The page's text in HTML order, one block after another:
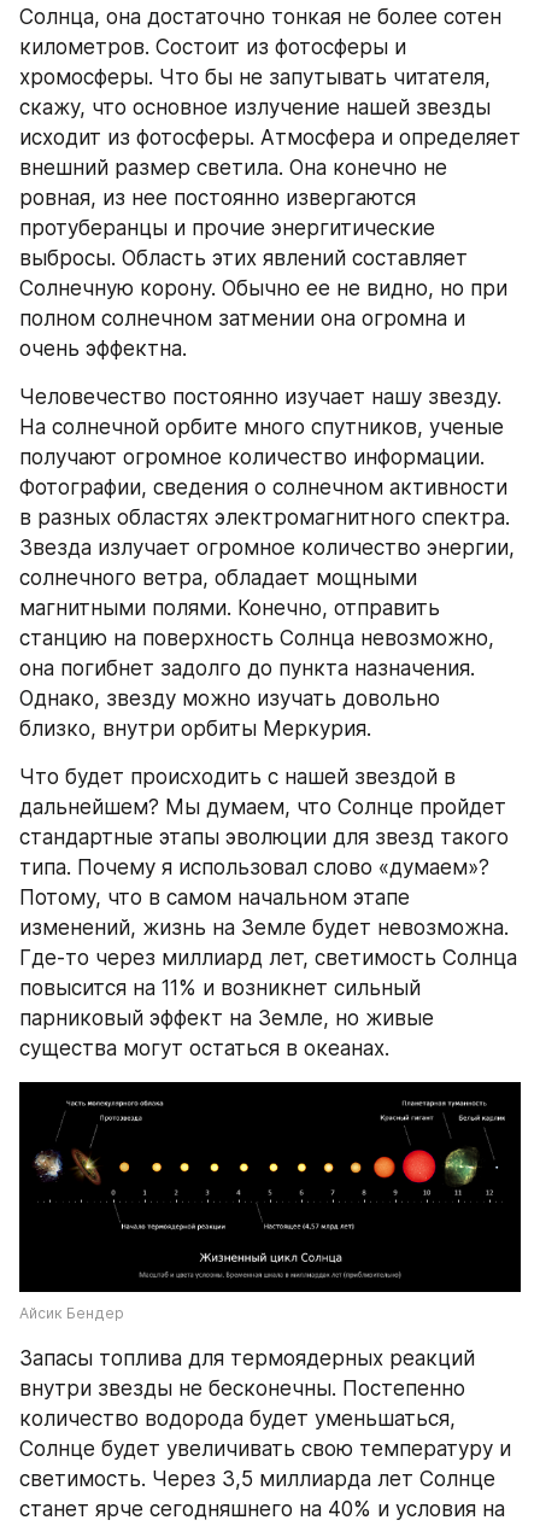
Солнца, она достаточно тонкая не более сотен
километров. Состоит из фотосферы и
хромосферы. Что бы не запутывать читателя,
скажу, что основное излучение нашей звезды
исходит из фотосферы. Атмосфера и определяет
внешний размер светила. Она конечно не
ровная, из нее постоянно извергаются
протуберанцы и прочие энергитические
выбросы. Область этих явлений составляет
Солнечную корону. Обычно ее не видно, но при
полном солнечном затмении она огромна и
очень эффектна.
Человечество постоянно изучает нашу звезду.
На солнечной орбите много спутников, ученые
получают огромное количество информации.
Фотографии, сведения о солнечном активности
в разных областях электромагнитного спектра.
Звезда излучает огромное количество энергии,
солнечного ветра, обладает мощными
магнитными полями. Конечно, отправить
станцию на поверхность Солнца невозможно,
она погибнет задолго до пункта назначения.
Однако, звезду можно изучать довольно
близко, внутри орбиты Меркурия.
Что будет происходить с нашей звездой в
дальнейшем? Мы думаем, что Солнце пройдет
стандартные этапы эволюции для звезд такого
типа. Почему я использовал слово «думаем»?
Потому, что в самом начальном этапе
изменений, жизнь на Земле будет невозможна.
Где-то через миллиард лет, светимость Солнца
повысится на 11% и возникнет сильный
парниковый эффект на Земле, но живые
существа могут остаться в океанах.
Айсик Бендер
Запасы топлива для термоядерных реакций
внутри звезды не бесконечны. Постепенно
количество водорода будет уменьшаться,
Солнце будет увеличивать свою температуру и
светимость. Через 3,5 миллиарда лет Солнце
станет ярче сегодняшнего на 40% и условия на